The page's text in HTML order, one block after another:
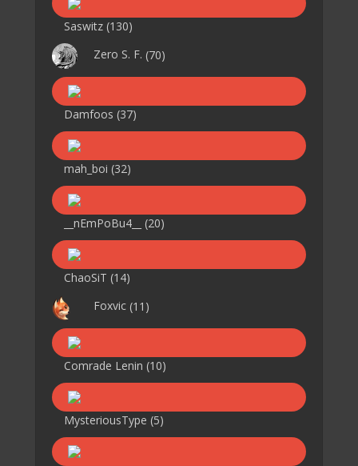
Saswitz (130)
Zero S. F. (70)
Damfoos (37)
mah_boi (32)
__nEmPoBu4__ (20)
ChaoSiT (14)
Foxvic (11)
Comrade Lenin (10)
MysteriousType (5)